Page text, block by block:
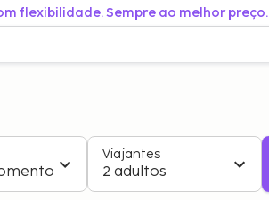
flexibilidade. Sempre ao melhor preço.
Viajantes
2 adultos